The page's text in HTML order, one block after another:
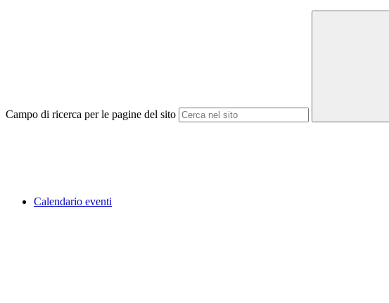
Campo di ricerca per le pagine del sito
Calendario eventi